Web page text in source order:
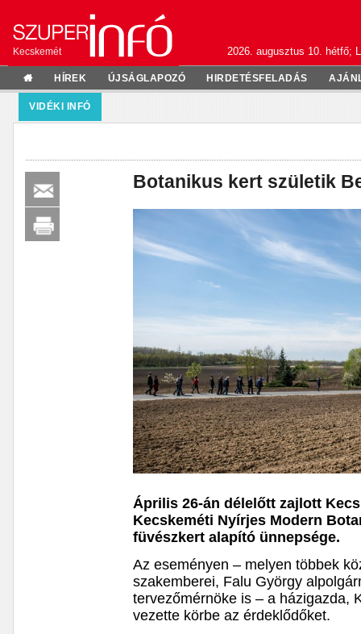
Kecskemét 2026. augusztus 10. hétfő;
HÍREK ÚJSÁGLAPOZÓ HIRDETÉSFELADÁS
VIDÉKI INFÓ
Botanikus kert születik
Április 26-án délelőtt zajlott
Kecskeméti Nyírjes Modern
füvészkert alapító ünnepsége.
Az eseményen – melyen többek
szakemberei, Falu György
tervezőmérnöke is – a házigazda,
vezette körbe az érdeklődőket.